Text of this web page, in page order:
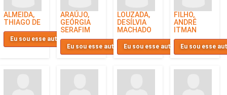
ALMEIDA,
THIAGO DE
Eu sou esse autor
ARAÚJO,
GEÓRGIA
SERAFIM
Eu sou esse autor
LOUZADA,
DESÍLVIA
MACHADO
Eu sou esse autor
FILHO,
ANDRÉ
ITMAN
Eu sou esse